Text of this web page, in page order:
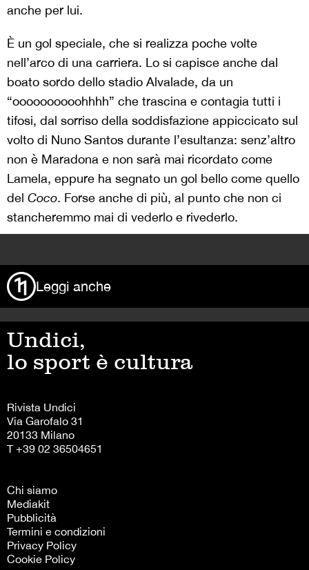
anche per lui.
È un gol speciale, che si realizza poche volte
nell’arco di una carriera. Lo si capisce anche dal
boato sordo dello stadio Alvalade, da un
“oooooooooohhhh” che trascina e contagia tutti i
tifosi, dal sorriso della soddisfazione appiccicato sul
volto di Nuno Santos durante l’esultanza: senz’altro
non è Maradona e non sarà mai ricordato come
Lamela, eppure ha segnato un gol bello come quello
del Coco. Forse anche di più, al punto che non ci
stancheremmo mai di vederlo e rivederlo.
Leggi anche
Undici,
lo sport è cultura
Rivista Undici
Via Garofalo 31
20133 Milano
T +39 02 36504651
Chi siamo
Mediakit
Pubblicità
Termini e condizioni
Privacy Policy
Cookie Policy